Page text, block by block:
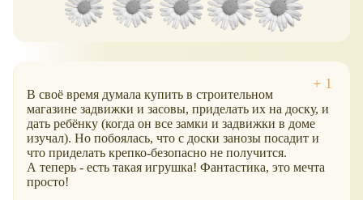
В своё время думала купить в строительном
магазине задвижки и засовы, приделать их на доску, и
дать ребёнку (когда он все замки и задвижки в доме
изучал). Но побоялась, что с доски занозы посадит и
что приделать крепко-безопасно не получится.
А теперь - есть такая игрушка! Фантастика, это мечта
просто!